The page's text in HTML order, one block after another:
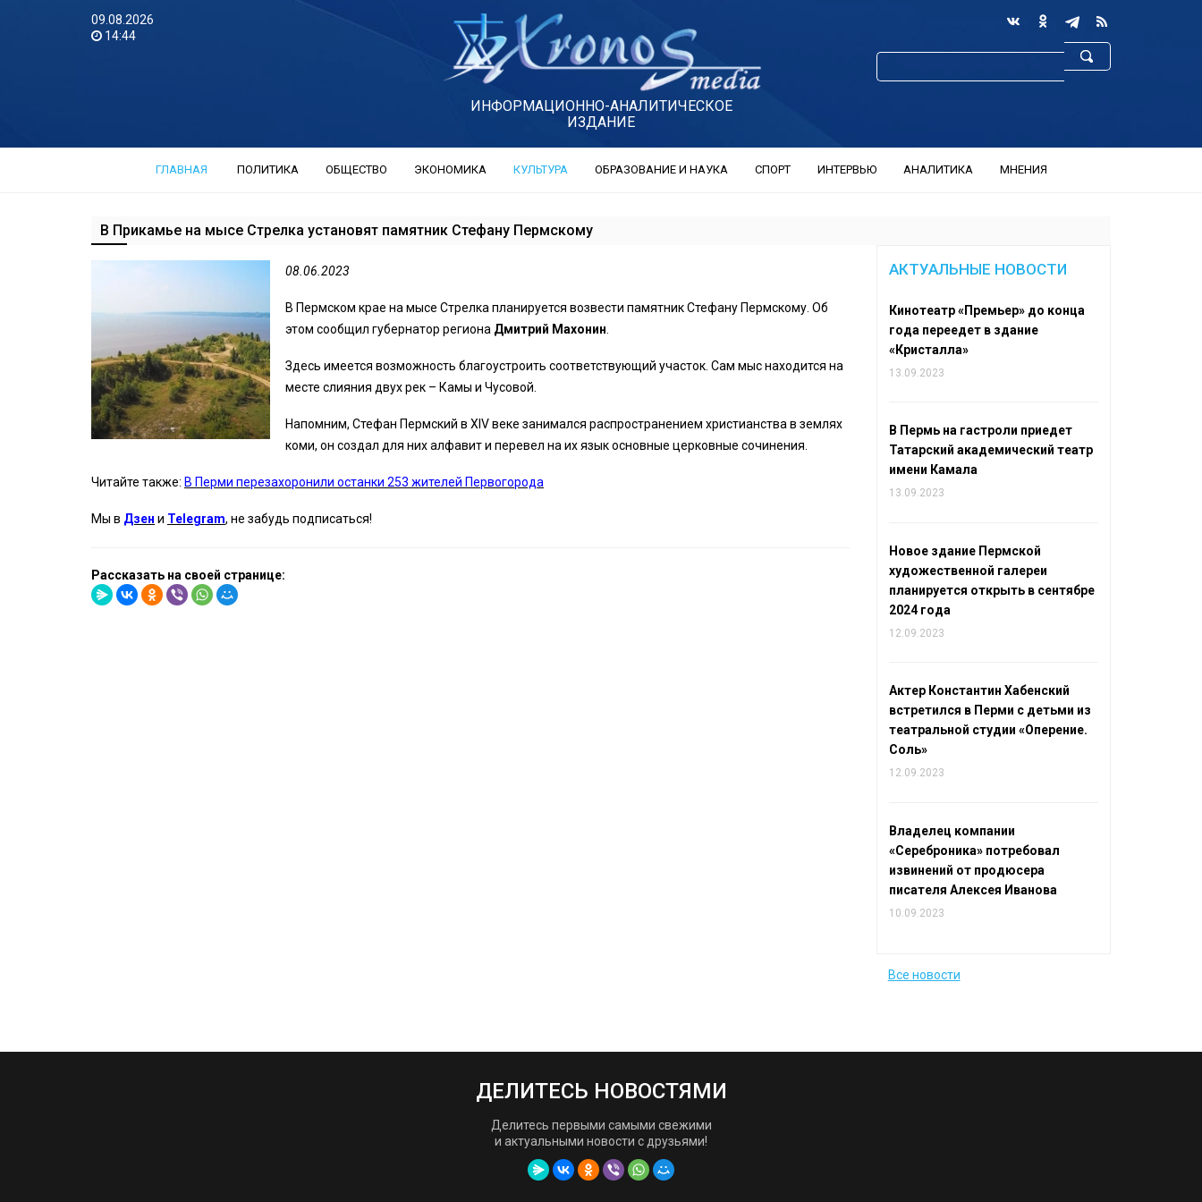
09.08.2026
14:44
ИНФОРМАЦИОННО-АНАЛИТИЧЕСКОЕ
ИЗДАНИЕ
ГЛАВНАЯ ПОЛИТИКА ОБЩЕСТВО ЭКОНОМИКА КУЛЬТУРА ОБРАЗОВАНИЕ И НАУКА СПОРТ ИНТЕРВЬЮ АНАЛИТИКА МНЕНИЯ
В Прикамье на мысе Стрелка установят памятник Стефану Пермскому
08.06.2023
В Пермском крае на мысе Стрелка планируется возвести памятник Стефану Пермскому. Об
этом сообщил губернатор региона Дмитрий Махонин.
Здесь имеется возможность благоустроить соответствующий участок. Сам мыс находится на
месте слияния двух рек – Камы и Чусовой.
Напомним, Стефан Пермский в XIV веке занимался распространением христианства в землях
коми, он создал для них алфавит и перевел на их язык основные церковные сочинения.
Читайте также: В Перми перезахоронили останки 253 жителей Первогорода
Мы в Дзен и Telegram, не забудь подписаться!
Рассказать на своей странице:
АКТУАЛЬНЫЕ НОВОСТИ
Кинотеатр «Премьер» до конца
года переедет в здание
«Кристалла»
13.09.2023
В Пермь на гастроли приедет
Татарский академический театр
имени Камала
13.09.2023
Новое здание Пермской
художественной галереи
планируется открыть в сентябре
2024 года
12.09.2023
Актер Константин Хабенский
встретился в Перми с детьми из
театральной студии «Оперение.
Соль»
12.09.2023
Владелец компании
«Сереброника» потребовал
извинений от продюсера
писателя Алексея Иванова
10.09.2023
Все новости
ДЕЛИТЕСЬ НОВОСТЯМИ
Делитесь первыми самыми свежими
и актуальными новости с друзьями!